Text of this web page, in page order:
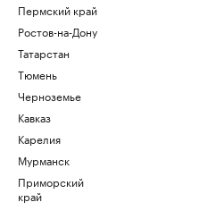
Пермский край
Ростов-на-Дону
Татарстан
Тюмень
Черноземье
Кавказ
Карелия
Мурманск
Приморский
край